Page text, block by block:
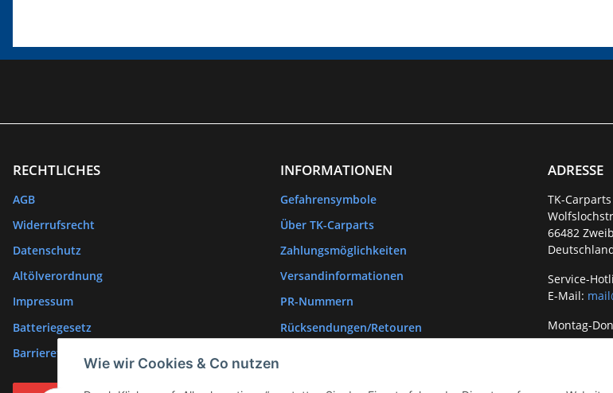
Wie wir Cookies & Co nutzen
RECHTLICHES
AGB
Widerrufsrecht
Datenschutz
Altölverordnung
Impressum
Batteriegesetz
Barrierefreiheitserklärung
INFORMATIONEN
Gefahrensymbole
Über TK-Carparts
Zahlungsmöglichkeiten
Versandinformationen
PR-Nummern
Rücksendungen/Retouren
ADRESSE
TK-Carparts
66482
Service-
E-Mail:
Montag-